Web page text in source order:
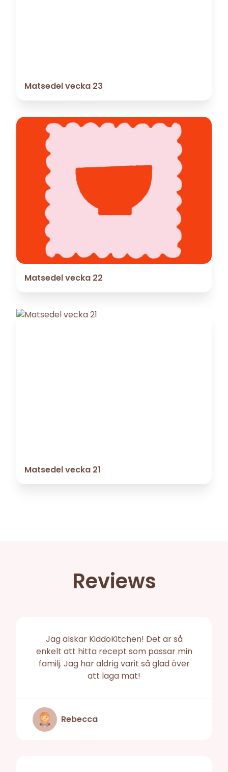
Matsedel vecka 23
Matsedel vecka 22
Matsedel vecka 21
Reviews
Jag älskar KiddoKitchen! Det är så
enkelt att hitta recept som passar min
familj. Jag har aldrig varit så glad över
att laga mat!
Rebecca